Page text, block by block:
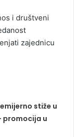
i društveni
zajednicu
stiže u
promocija u